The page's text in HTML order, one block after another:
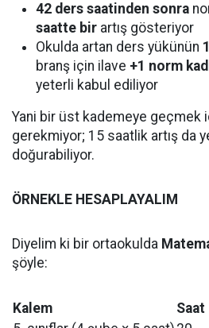
42 ders saatinden sonra
saatte bir artış gösteriyor
Okulda artan ders yükünün
branş için ilave +1 norm
yeterli kabul ediliyor
Yani bir üst kademeye geçmek
gerekmiyor; 15 saatlik artış da
doğurabiliyor.
ÖRNEKLE HESAPLAYALIM
Diyelim ki bir ortaokulda
şöyle:
Kalem
Saat